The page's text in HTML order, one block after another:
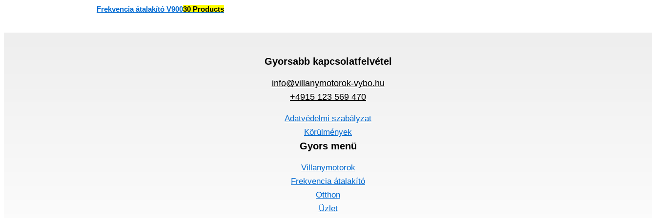
Frekvencia átalakító V90030 Products
Gyorsabb kapcsolatfelvétel
info@villanymotorok-vybo.hu
+4915 123 569 470
Adatvédelmi szabályzat
Körülmények
Gyors menü
Villanymotorok
Frekvencia átalakító
Otthon
Üzlet